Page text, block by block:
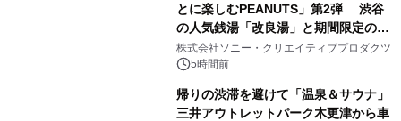
とに楽しむPEANUTS」第2弾 渋谷
の人気銭湯「改良湯」と期間限定のコ
ラボレーション サウナイキタイコラ
ボグッズも発売決定！
株式会社ソニー・クリエイティブプロダクツ
5時間前
帰りの渋滞を避けて「温泉＆サウナ」
三井アウトレットパーク木更津から車